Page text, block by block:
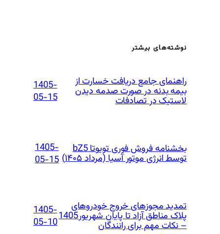
نوشته‌های بیشتر
راهنمای جامع دریافت خسارت از
بیمه بدنه در صورت صدمه دیدن
لاستیک در تصادفات
1405-
05-15
بخشنامه فروش فوری تویوتا bZ5
توسط انرژی موتور آسیا (مرداد ۱۴۰۵)
1405-
05-15
تمدید مجوزهای خروج خودروهای
پلاک مناطق آزاد تا پایان شهریور 1405
– نکات مهم برای رانندگان
1405-
05-10